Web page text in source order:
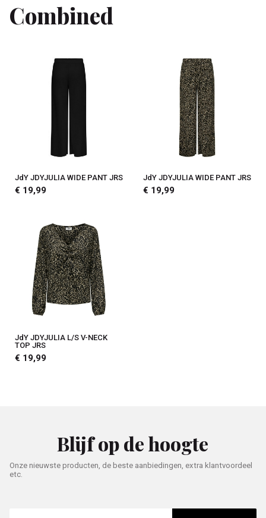
Combined
JdY JDYJULIA WIDE PANT JRS
€ 19,99
JdY JDYJULIA WIDE PANT JRS
€ 19,99
JdY JDYJULIA L/S V-NECK
TOP JRS
€ 19,99
Blijf op de hoogte
Onze nieuwste producten, de beste aanbiedingen, extra klantvoordeel
etc.